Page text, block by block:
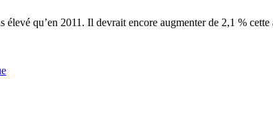
qu’en 2011. Il devrait encore augmenter de 2,1 %